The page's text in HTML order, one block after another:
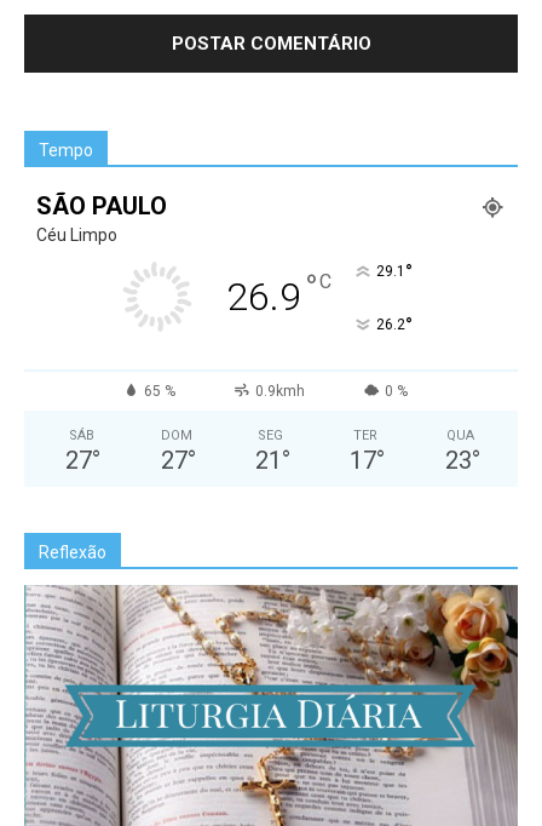
Tempo
SÃO PAULO
Céu Limpo
26.9 °C 29.1 °
26.2°
65 % 0.9kmh 0 %
SÁB
27°
DOM
27°
SEG
21 °
TER
17°
QUA
23°
Reflexão